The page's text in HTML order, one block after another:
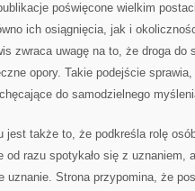
poświęcone wielkim
ich osiągnięcia, jak i
zwraca uwagę na to, że droga
opory. Takie podejście
do samodzielnego
jest także to, że podkreśla rolę
razu spotykało się z uznaniem,
uznanie. Strona przypomina, że